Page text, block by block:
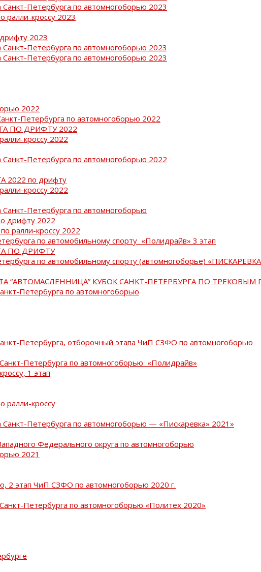
Петербурга по автомногоборью 2023
ралли-кроссу 2023
2023
Петербурга по автомногоборью 2023
Петербурга по автомногоборью 2023
2022
Петербурга по автомногоборью 2022
ПО ДРИФТУ 2022
кроссу 2022
Петербурга по автомногоборью 2022
2022 по дрифту
кроссу 2022
Петербурга по автомногоборью
дрифту 2022
ралли-кроссу 2022
по автомобильному спорту «Полидрайв» 3 этап
ПО ДРИФТУ
по автомобильному спорту (автомногоборье)
“АВТОМАСЛЕННИЦА” КУБОК САНКТ-ПЕТЕРБУРГА ПО ТРЕКОВЫМ
Петербурга по автомногоборью
Петербурга, отборочный этапа ЧиП СЗФО по автомногоборью
Петербурга по автомногоборью «Полидрайв»
1 этап
ралли-кроссу
Петербурга по автомногоборью — «Пискаревка» 2021»
Федерального округа по автомногоборью
2021
2 этап ЧиП СЗФО по автомногоборью 2020 г.
Петербурга по автомногоборью «Политех 2020»